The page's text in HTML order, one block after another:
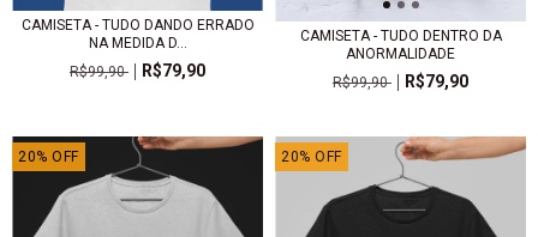
CAMISETA - TUDO DANDO ERRADO
NA MEDIDA D...
R$99,90
R$79,90
CAMISETA - TUDO DENTRO DA
ANORMALIDADE
R$99,90
R$79,90
20% OFF 20% OFF